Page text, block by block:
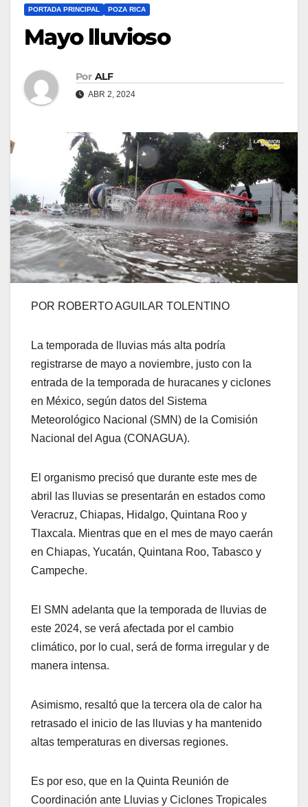
PORTADA PRINCIPAL POZA RICA
Mayo lluvioso
Por ALF
ABR 2, 2024
POR ROBERTO AGUILAR TOLENTINO
La temporada de lluvias más alta podría
registrarse de mayo a noviembre, justo con la
entrada de la temporada de huracanes y ciclones
en México, según datos del Sistema
Meteorológico Nacional (SMN) de la Comisión
Nacional del Agua (CONAGUA).
El organismo precisó que durante este mes de
abril las lluvias se presentarán en estados como
Veracruz, Chiapas, Hidalgo, Quintana Roo y
Tlaxcala. Mientras que en el mes de mayo caerán
en Chiapas, Yucatán, Quintana Roo, Tabasco y
Campeche.
El SMN adelanta que la temporada de lluvias de
este 2024, se verá afectada por el cambio
climático, por lo cual, será de forma irregular y de
manera intensa.
Asimismo, resaltó que la tercera ola de calor ha
retrasado el inicio de las lluvias y ha mantenido
altas temperaturas en diversas regiones.
Es por eso, que en la Quinta Reunión de
Coordinación ante Lluvias y Ciclones Tropicales